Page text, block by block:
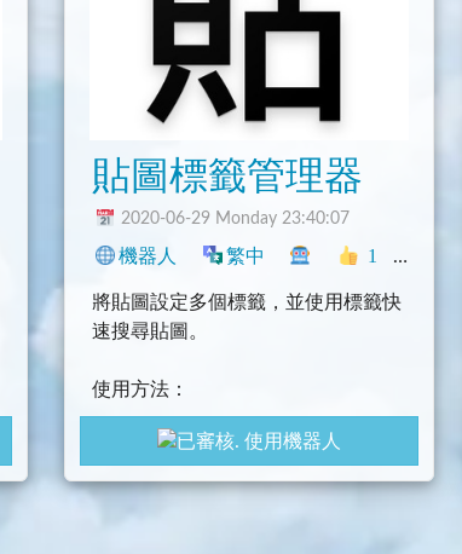
影音 社群 動漫 遊戲 閒聊
貼圖標籤管理器
2020-06-29 Monday 23:40:07
機器人 繁中 1 貼圖
將貼圖設定多個標籤，並使用標籤快
速搜尋貼圖。
使用方法：
輸入 /new 並跟著步驟新增標籤，完
成後直接向 Bot 傳送設定後的標籤文
字，Bot 就會回傳相對應的貼圖。
使用機器人